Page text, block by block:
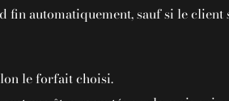
fin automatiquement, sauf si le
le forfait choisi.